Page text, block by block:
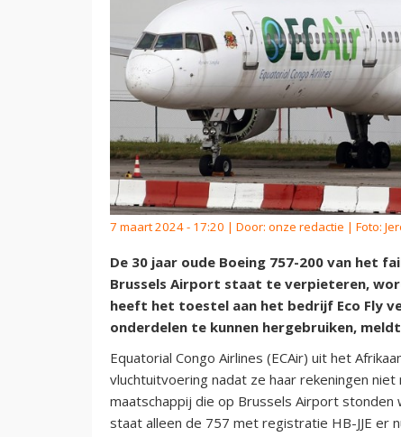
7 maart 2024 - 17:20 | Door: onze redactie | Foto:
De 30 jaar oude Boeing 757-200 van het
Brussels Airport staat te verpieteren,
heeft het toestel aan het bedrijf Eco Fly
onderdelen te kunnen hergebruiken,
Equatorial Congo Airlines (ECAir) uit het
vluchtuitvoering nadat ze haar rekeningen
maatschappij die op Brussels Airport
staat alleen de 757 met registratie HB-JJE er